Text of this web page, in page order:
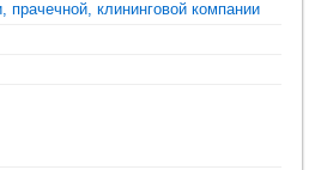
прачечной, клининговой компании